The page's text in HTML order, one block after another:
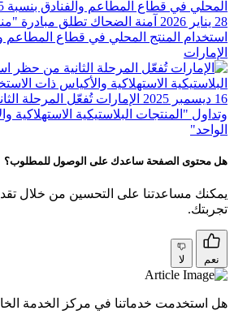
28 يناير 2026
آمنة الضحاك تطلق مبادرة
الإمارات
16 ديسمبر 2025
الإمارات تُفعّل المرحلة
وتداول "المنتجات البلاستيكية الاستهلاكية
الواحد"
هل محتوى الصفحة ساعدك على الوصول للمطلوب؟
يمكنك مساعدتنا على التحسين من خلال
تجربتك.
نعم لا
هل استخدمت خدماتنا في مركز الخدمة